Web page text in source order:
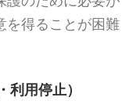
を得ることが困難
用停止）